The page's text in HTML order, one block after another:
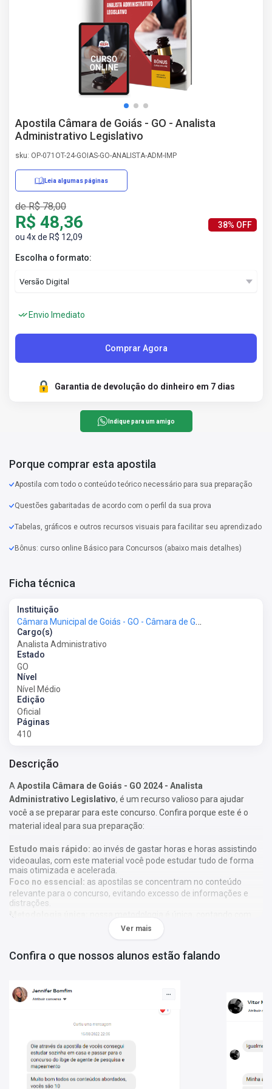
Apostila Câmara de Goiás - GO - Analista
Administrativo Legislativo
sku: OP-071OT-24-GOIAS-GO-ANALISTA-ADM-IMP
Leia algumas páginas
de R$ 78,00
R$ 48,36
ou 4x de R$ 12,09
38% OFF
Escolha o formato:
Envio Imediato
Comprar Agora
Garantia de devolução do dinheiro em 7 dias
Indique para um amigo
Porque comprar esta apostila
Apostila com todo o conteúdo teórico necessário para sua preparação
Questões gabaritadas de acordo com o perfil da sua prova
Tabelas, gráficos e outros recursos visuais para facilitar seu aprendizado
Bônus: curso online Básico para Concursos (abaixo mais detalhes)
Ficha técnica
Instituição
Câmara Municipal de Goiás - GO - Câmara de Goiás - GO
Cargo(s)
Analista Administrativo
Estado
GO
Nível
Nível Médio
Edição
Oficial
Páginas
410
Descrição
A Apostila Câmara de Goiás - GO 2024 - Analista
Administrativo Legislativo, é um recurso valioso para ajudar
você a se preparar para este concurso. Confira porque este é o
material ideal para sua preparação:
Estudo mais rápido: ao invés de gastar horas e horas assistindo
videoaulas, com este material você pode estudar tudo de forma
mais otimizada e acelerada.
Foco no essencial: as apostilas se concentram no conteúdo
relevante para o concurso, evitando excesso de informações e
distrações.
Metodologia única:
diversos recursos de aprendizagem que irão acelerar seu
aprendizado, gráficos, tabelas e destaques do que é mais
01/2024, por professores especializados em cada matéria e com
Conteúdo teórico completo:
necessária para uma preparação eficiente;
Questões gabaritadas:
perfil da prova, para reforçar o aprendizado;
Ver mais
Confira o que nossos alunos estão falando